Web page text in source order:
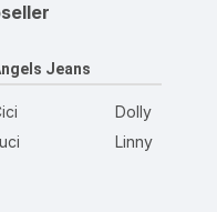
Jeans
Dolly
Linny